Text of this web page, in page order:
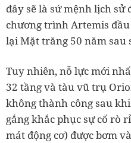
đây sẽ là sứ mệnh lịch sử
chương trình Artemis
lại Mặt trăng 50 năm sau
Tuy nhiên, nỗ lực mới
32 tầng và tàu vũ trụ
không thành công sau
gắng khắc phục sự cố rò
mát động cơ) được bơm